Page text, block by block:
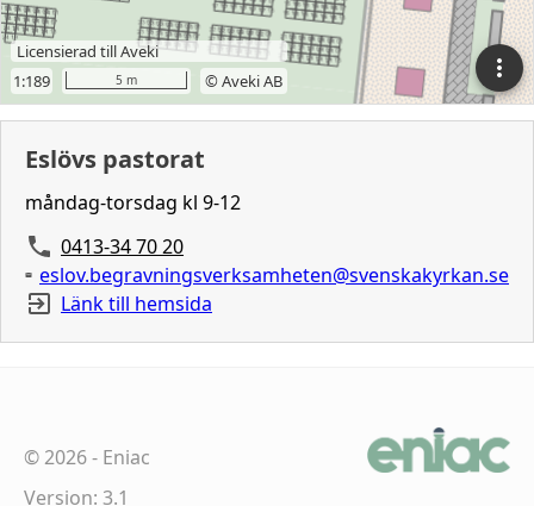
Eslövs pastorat
måndag-torsdag kl 9-12
0413-34 70 20
eslov.begravningsverksamheten@svenskakyrkan.se
Länk till hemsida
©2026- Eniac
Version: 3.1